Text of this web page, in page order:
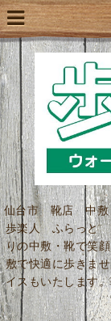
仙台市 靴店 中敷
歩楽人 ふらっと
りの中敷・靴で笑
敷で快適に歩きま
イスもいたします